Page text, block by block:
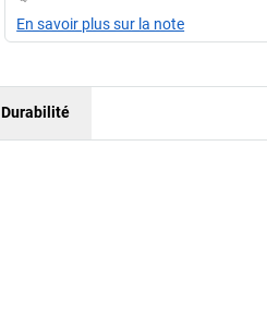
En savoir plus sur la note
Durabilité